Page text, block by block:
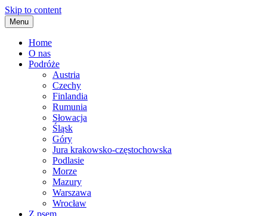
Skip to content
Menu
Home
O nas
Podróże
Austria
Czechy
Finlandia
Rumunia
Słowacja
Śląsk
Góry
Jura krakowsko-częstochowska
Podlasie
Morze
Mazury
Warszawa
Wrocław
Z psem